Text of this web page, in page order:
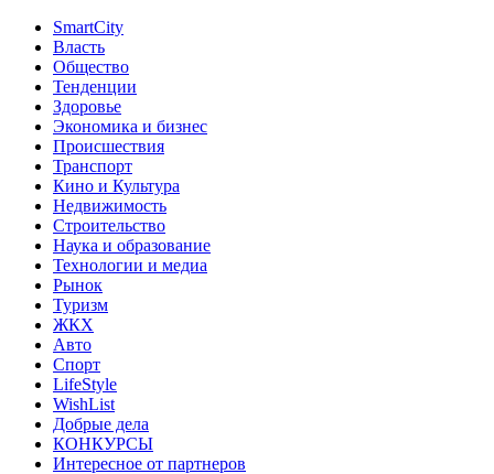
SmartCity
Власть
Общество
Тенденции
Здоровье
Экономика и бизнес
Происшествия
Транспорт
Кино и Культура
Недвижимость
Строительство
Наука и образование
Технологии и медиа
Рынок
Туризм
ЖКХ
Авто
Спорт
LifeStyle
WishList
Добрые дела
КОНКУРСЫ
Интересное от партнеров